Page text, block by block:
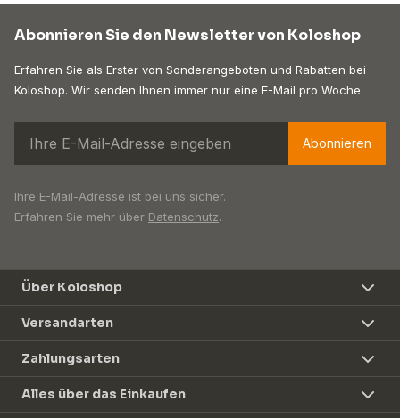
Abonnieren Sie den Newsletter von Koloshop
Erfahren Sie als Erster von Sonderangeboten und Rabatten bei
Koloshop. Wir senden Ihnen immer nur eine E-Mail pro Woche.
Abonnieren
Ihre E-Mail-Adresse ist bei uns sicher.
Erfahren Sie mehr über Datenschutz.
Über Koloshop
Versandarten
Zahlungsarten
Alles über das Einkaufen